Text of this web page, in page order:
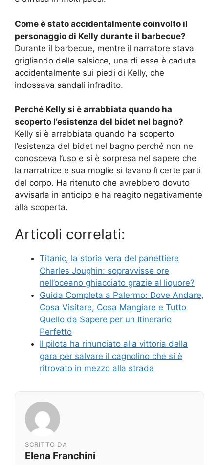
Come è stato accidentalmente coinvolto il
personaggio di Kelly durante il barbecue?
Durante il barbecue, mentre il narratore stava
grigliando delle salsicce, una di esse è caduta
accidentalmente sui piedi di Kelly, che
indossava sandali infradito.
Perché Kelly si è arrabbiata quando ha
scoperto l’esistenza del bidet nel bagno?
Kelly si è arrabbiata quando ha scoperto
l’esistenza del bidet nel bagno perché non ne
conosceva l’uso e si è sorpresa nel sapere che
la narratrice e sua moglie si lavano lì certe parti
del corpo. Ha ritenuto che avrebbero dovuto
avvisarla in anticipo e ha reagito negativamente
alla scoperta.
Articoli correlati:
Titanic, la storia vera del panettiere
Charles Joughin: sopravvisse ore
nell’oceano ghiacciato grazie al liquore?
Guida Completa a Palermo: Dove Andare,
Cosa Visitare, Cosa Mangiare e Tutto
Quello da Sapere per un Itinerario
Perfetto
Il pilota ha rinunciato alla vittoria della
gara per salvare il cagnolino che si è
ritrovato in mezzo alla strada
SCRITTO DA
Elena Franchini